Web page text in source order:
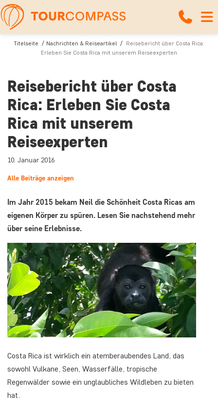
Titelseite Nachrichten & Reiseartikel
Reisebericht über Costa Rica:
Erleben Sie Costa Rica mit unserem Reiseexperten
Reisebericht über Costa
Rica: Erleben Sie Costa
Rica mit unserem
Reiseexperten
10. Januar 2016
Alle Beiträge anzeigen
Im Jahr 2015 bekam Neil die Schönheit Costa Ricas am
eigenen Körper zu spüren. Lesen Sie nachstehend mehr
über seine Erlebnisse.
Costa Rica ist wirklich ein atemberaubendes Land, das
sowohl Vulkane, Seen, Wasserfälle, tropische
Regenwälder sowie ein unglaubliches Wildleben zu bieten
hat.